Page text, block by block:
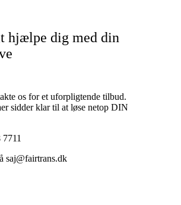
hjælpe dig med din
os for et uforpligtende tilbud.
sidder klar til at løse netop DIN
saj@fairtrans.dk